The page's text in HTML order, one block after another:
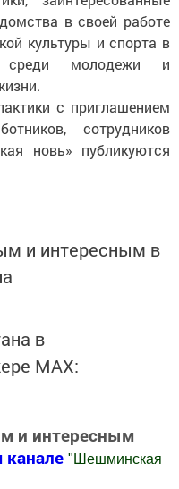
в своей работе
культуры и спорта в
среди молодежи и
с приглашением
сотрудников
новь» публикуются
и интересным в
в
MАХ:
и интересным
канале " Шешминская